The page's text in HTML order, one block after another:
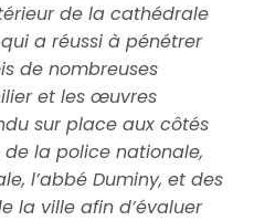
de la cathédrale
a réussi à pénétrer
de nombreuses
et les œuvres
sur place aux côtés
la police nationale,
l’abbé Duminy, et des
la ville afin d’évaluer